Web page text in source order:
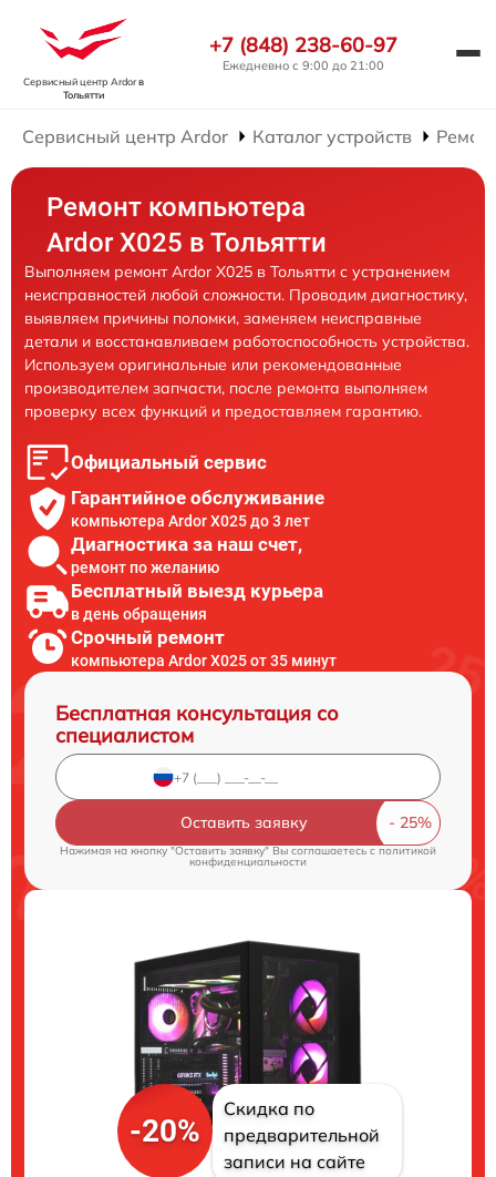
Сервисный центр Ardorв
Тольятти
+7 (848) 238-60-97
Ежедневно с 9:00 до 21:00
Сервисный центр Ardor Каталог устройств
Ремонт компьютера
Ardor X025 в Тольятти
Выполняем ремонт Ardor X025 в Тольятти с устранением
неисправностей любой сложности. Проводим диагностику,
выявляем причины поломки, заменяем неисправные
детали и восстанавливаем работоспособность устройства.
Используем оригинальные или рекомендованные
производителем запчасти, после ремонта выполняем
проверку всех функций и предоставляем гарантию.
Официальный сервис
Гарантийное обслуживание
компьютера Ardor X025 до 3 лет
Диагностика за наш счет,
ремонт по желанию
Бесплатный выезд курьера
в день обращения
Срочный ремонт
компьютера Ardor X025 от 35 минут
Бесплатная консультация со
специалистом
Оставить заявку
Нажимая на кнопку "Оставить заявку" Вы соглашаетесь cполитикой
конфиденциальности
-20%
Скидка по
предварительной
записи на сайте